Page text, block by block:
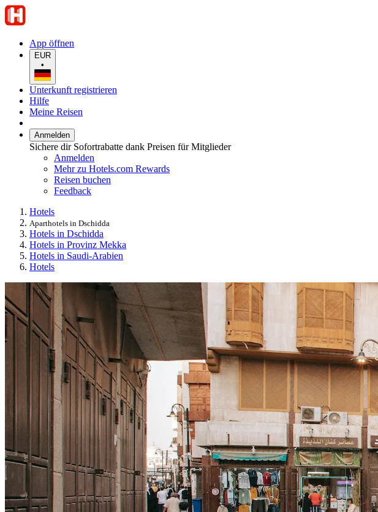
App öffnen
EUR
•
Unterkunft registrieren
Hilfe
Meine Reisen
Anmelden
Sichere dir Sofortrabatte dank Preisen für Mitglieder
Anmelden
Mehr zu Hotels.com Rewards
Reisen buchen
Feedback
Hotels
Aparthotels in Dschidda
Hotels in Dschidda
Hotels in Provinz Mekka
Hotels in Saudi-Arabien
Hotels